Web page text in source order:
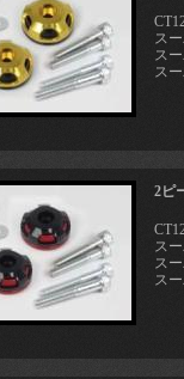
ス
ス
ス
2ピ
ス
ス
ス